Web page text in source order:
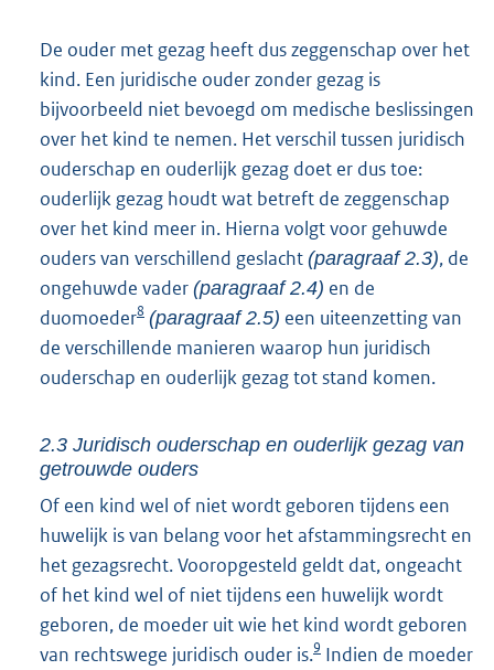
De ouder met gezag heeft dus zeggenschap over het
kind. Een juridische ouder zonder gezag is
bijvoorbeeld niet bevoegd om medische beslissingen
over het kind te nemen. Het verschil tussen juridisch
ouderschap en ouderlijk gezag doet er dus toe:
ouderlijk gezag houdt wat betreft de zeggenschap
over het kind meer in. Hierna volgt voor gehuwde
ouders van verschillend geslacht (paragraaf 2.3), de
ongehuwde vader (paragraaf 2.4) en de
duomoeder8 (paragraaf 2.5) een uiteenzetting van
de verschillende manieren waarop hun juridisch
ouderschap en ouderlijk gezag tot stand komen.
2.3 Juridisch ouderschap en ouderlijk gezag van
getrouwde ouders
Of een kind wel of niet wordt geboren tijdens een
huwelijk is van belang voor het afstammingsrecht en
het gezagsrecht. Vooropgesteld geldt dat, ongeacht
of het kind wel of niet tijdens een huwelijk wordt
geboren, de moeder uit wie het kind wordt geboren
van rechtswege juridisch ouder is.9 Indien de moeder